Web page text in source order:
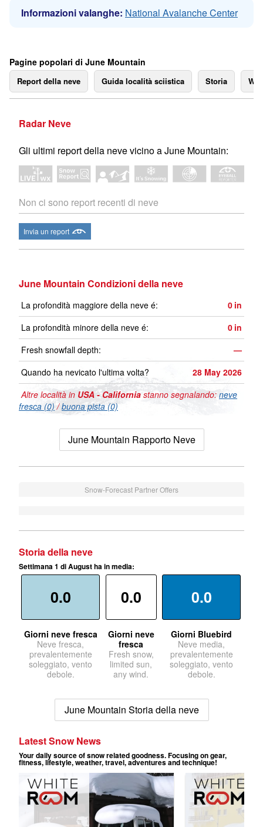
Informazioni valanghe: National Avalanche Center
Pagine popolari di June Mountain
Report della neve Guida località sciistica Storia
Radar Neve
Gli ultimi report della neve vicino a June Mountain:
Non ci sono report recenti di neve
Invia un report
June Mountain Condizioni della neve
La profondità maggiore della neve é: 0 in
La profondità minore della neve é:
0 in
Fresh snowfall depth:
—
Quando ha nevicato l'ultima volta?
28 May 2026
Altre località in USA - California stanno segnalando: neve
fresca (0)/buona pista (0)
June Mountain Rapporto Neve
Snow-Forecast Partner Offers
Storia della neve
Settimana 1 di August ha in media:
0.0
Giorni neve fresca
Neve fresca,
prevalentemente
soleggiato, vento
debole.
0.0
Giorni neve
fresca
Fresh snow,
limited sun,
any wind.
0.0
Giorni Bluebird
Neve media,
prevalentemente
soleggiato, vento
debole.
June Mountain Storia della neve